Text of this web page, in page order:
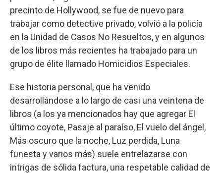
precinto de Hollywood, se fue de nuevo para
trabajar como detective privado, volvió a la policía
en la Unidad de Casos No Resueltos, y en algunos
de los libros más recientes ha trabajado para un
grupo de élite llamado Homicidios Especiales.
Ese historia personal, que ha venido
desarrollándose a lo largo de casi una veintena de
libros (a los ya mencionados hay que agregar El
último coyote, Pasaje al paraíso, El vuelo del ángel,
Más oscuro que la noche, Luz perdida, Luna
funesta y varios más) suele entrelazarse con
intrigas de sólida factura, una respetable calidad de